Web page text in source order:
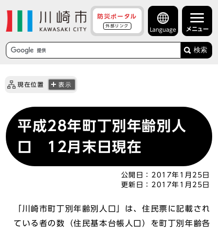
防災ポータル
外部リンク
Language メニュー
検索
現在位置 表示
平成28年町丁別年齢別人
口 12月末日現在
公開日： 2017年1月25日
更新日： 2017年1月25日
「川崎市町丁別年齢別人口」は、住民票に記載され
ている者の数（住民基本台帳人口）を町丁別年齢各